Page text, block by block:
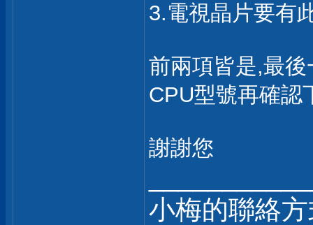
3.電視晶片要有
前兩項皆是,最
CPU型號再確認
謝謝您
小梅的聯絡